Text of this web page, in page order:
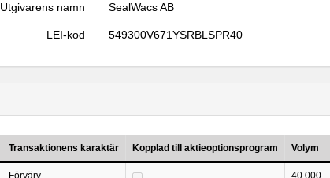
Utgivarens namn SealWacs AB
LEI-kod 549300V671YSRBLSPR40
Transaktionens karaktär Kopplad till aktieoptionsprogram Volym
Förvärv 40 000